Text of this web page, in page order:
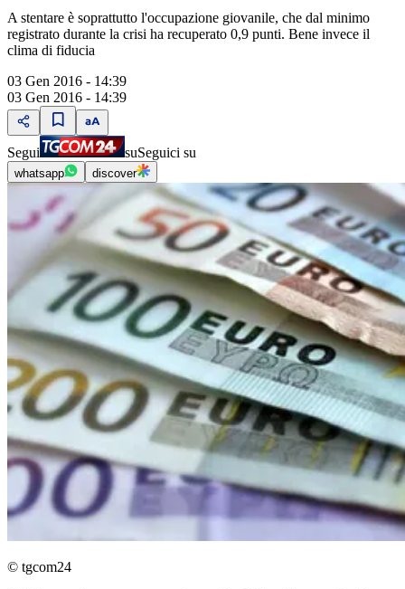
A stentare è soprattutto l'occupazione giovanile, che dal minimo
registrato durante la crisi ha recuperato 0,9 punti. Bene invece il
clima di fiducia
03 Gen 2016 - 14:39
03 Gen 2016 - 14:39
Segui suSeguici su
whatsapp discover
© tgcom24